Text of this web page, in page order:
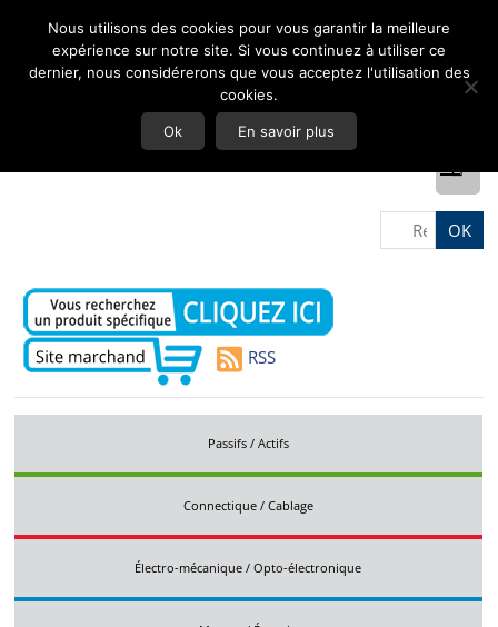
RSS
Passifs / Actifs
Connectique / Cablage
Électro-mécanique / Opto-électronique
Nous utilisons des cookies pour vous garantir la meilleure
expérience sur notre site. Si vous continuez à utiliser ce
dernier, nous considérerons que vous acceptez l'utilisation des
cookies.
Ok En savoir plus